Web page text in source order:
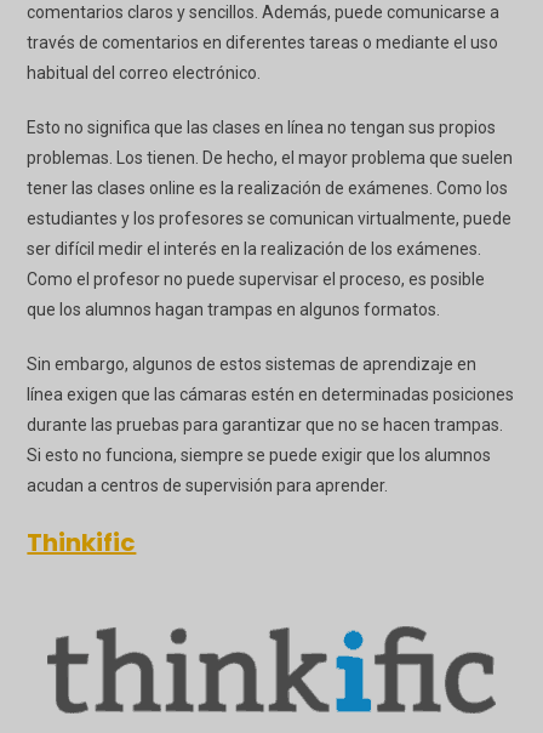
comentarios claros y sencillos. Además, puede comunicarse a
través de comentarios en diferentes tareas o mediante el uso
habitual del correo electrónico.
Esto no significa que las clases en línea no tengan sus propios
problemas. Los tienen. De hecho, el mayor problema que suelen
tener las clases online es la realización de exámenes. Como los
estudiantes y los profesores se comunican virtualmente, puede
ser difícil medir el interés en la realización de los exámenes.
Como el profesor no puede supervisar el proceso, es posible
que los alumnos hagan trampas en algunos formatos.
Sin embargo, algunos de estos sistemas de aprendizaje en
línea exigen que las cámaras estén en determinadas posiciones
durante las pruebas para garantizar que no se hacen trampas.
Si esto no funciona, siempre se puede exigir que los alumnos
acudan a centros de supervisión para aprender.
Thinkific